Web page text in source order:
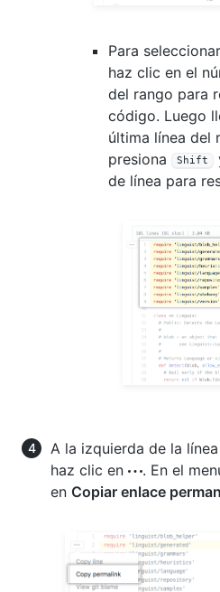
Para
haz clic en el
del rango para
código. Luego
última línea del
presiona
Shift
de línea para
A la izquierda de la
haz clic en
. En el
en Copiar enlace